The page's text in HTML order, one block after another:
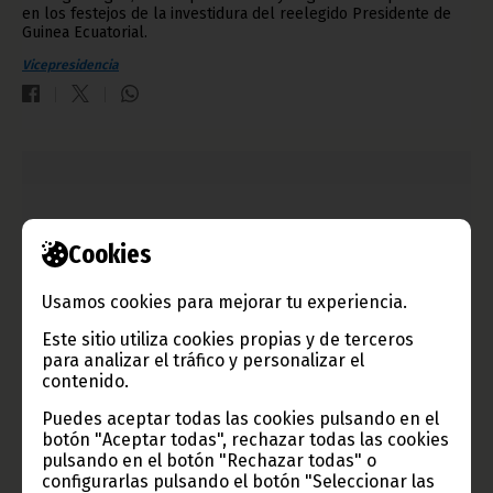
Cookies
Usamos cookies para mejorar tu experiencia.
Este sitio utiliza cookies propias y de terceros
para analizar el tráfico y personalizar el
contenido.
Puedes aceptar todas las cookies pulsando en el
botón "Aceptar todas", rechazar todas las cookies
pulsando en el botón "Rechazar todas" o
configurarlas pulsando el botón "Seleccionar las
en los festejos de la investidura del reelegido Presidente de
Guinea Ecuatorial.
Vicepresidencia
Presidenciales, Legislativos y Municipales
diciembre 01, 2022
Guinea Ecuatorial confirma la reelección del Presidente S.E.